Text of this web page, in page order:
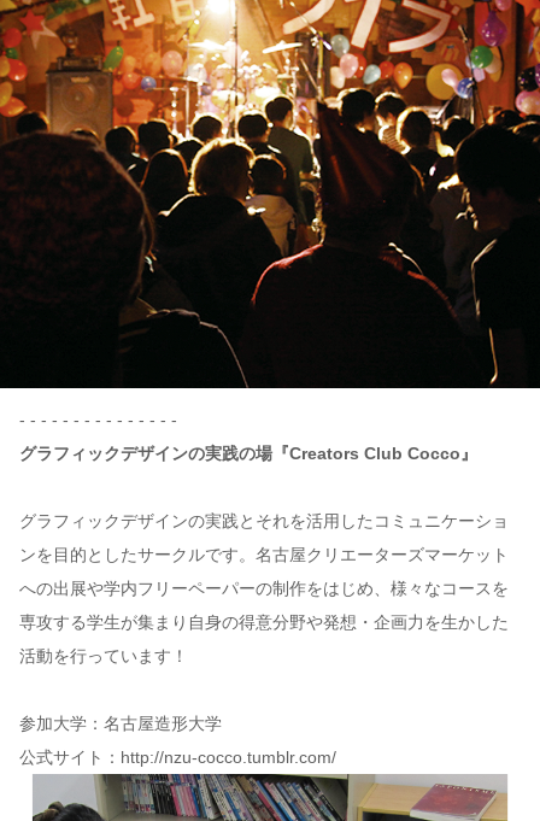
- - - - - - - - - - - - - - -
グラフィックデザインの実践の場『Creators Club Cocco』
グラフィックデザインの実践とそれを活用したコミュニケーショ
ンを目的としたサークルです。名古屋クリエーターズマーケット
への出展や学内フリーペーパーの制作をはじめ、様々なコースを
専攻する学生が集まり自身の得意分野や発想・企画力を生かした
活動を行っています！
参加大学：名古屋造形大学
公式サイト：http://nzu-cocco.tumblr.com/